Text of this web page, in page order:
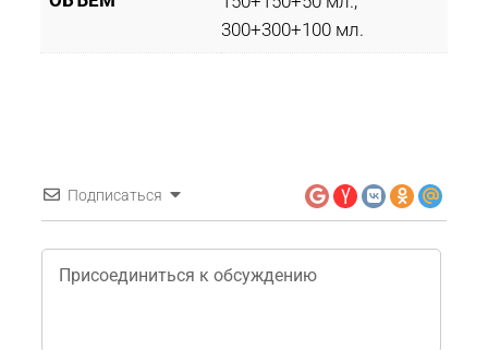
300+300+100 мл.
Подписаться